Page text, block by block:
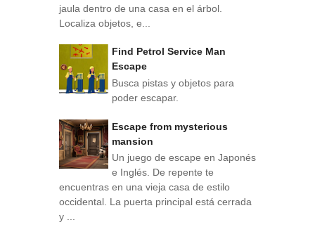
jaula dentro de una casa en el árbol.
Localiza objetos, e...
Find Petrol Service Man
Escape
Busca pistas y objetos para
poder escapar.
Escape from mysterious
mansion
Un juego de escape en Japonés
e Inglés. De repente te
encuentras en una vieja casa de estilo
occidental. La puerta principal está cerrada
y ...